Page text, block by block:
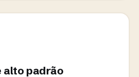
alto padrão